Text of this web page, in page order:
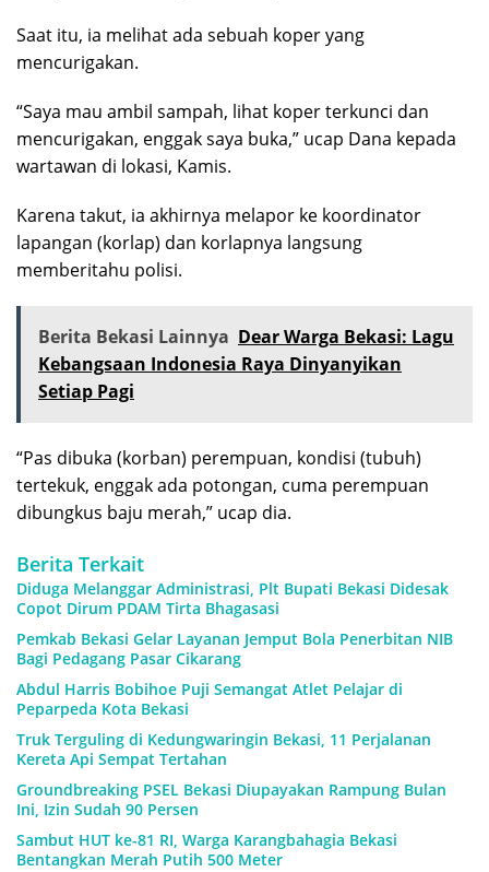
Saat itu, ia melihat ada sebuah koper yang
mencurigakan.
“Saya mau ambil sampah, lihat koper terkunci dan
mencurigakan, enggak saya buka,” ucap Dana kepada
wartawan di lokasi, Kamis.
Karena takut, ia akhirnya melapor ke koordinator
lapangan (korlap) dan korlapnya langsung
memberitahu polisi.
Berita Bekasi Lainnya Dear Warga Bekasi: Lagu
Kebangsaan Indonesia Raya Dinyanyikan
Setiap Pagi
“Pas dibuka (korban) perempuan, kondisi (tubuh)
tertekuk, enggak ada potongan, cuma perempuan
dibungkus baju merah,” ucap dia.
Berita Terkait
Diduga Melanggar Administrasi, Plt Bupati Bekasi Didesak
Copot Dirum PDAM Tirta Bhagasasi
Pemkab Bekasi Gelar Layanan Jemput Bola Penerbitan NIB
Bagi Pedagang Pasar Cikarang
Abdul Harris Bobihoe Puji Semangat Atlet Pelajar di
Peparpeda Kota Bekasi
Truk Terguling di Kedungwaringin Bekasi, 11 Perjalanan
Kereta Api Sempat Tertahan
Groundbreaking PSEL Bekasi Diupayakan Rampung Bulan
Ini, Izin Sudah 90 Persen
Sambut HUT ke-81 RI, Warga Karangbahagia Bekasi
Bentangkan Merah Putih 500 Meter